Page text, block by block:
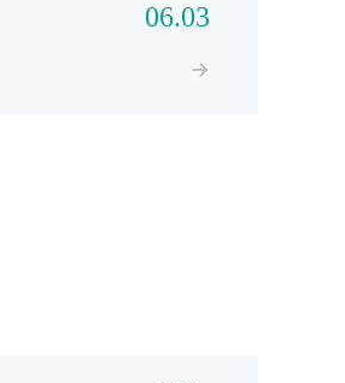
06.03